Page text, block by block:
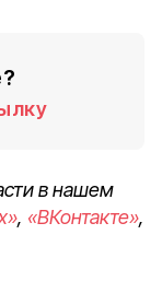
в нашем
, «ВКонтакте»,